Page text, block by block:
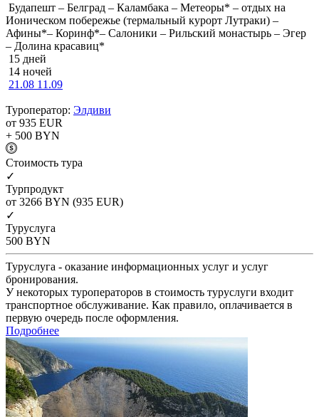
Будапешт – Белград – Каламбака – Метеоры* – отдых на
Ионическом побережье (термальный курорт Лутраки) –
Афины*– Коринф*– Салоники – Рильский монастырь – Эгер
– Долина красавиц*
15 дней
14 ночей
21.08 11.09
Туроператор: Элдиви
от 935 EUR
+ 500 BYN
Cтоимость тура
✓
Турпродукт
от 3266 BYN (935 EUR)
✓
Туруслуга
500 BYN
Туруслуга - оказание информационных услуг и услуг
бронирования.
У некоторых туроператоров в стоимость туруслуги входит
транспортное обслуживание. Как правило, оплачивается в
первую очередь после оформления.
Подробнее